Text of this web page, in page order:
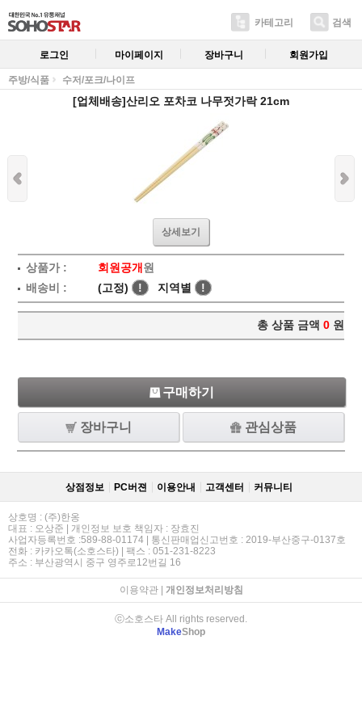
카테고리 검색
로그인 마이페이지 장바구니 회원가입
주방/식품 수저/포크/나이프
[업체배송]산리오 포차코 나무젓가락 21cm
상세보기
상품가 : 회원공개 원
배송비 :
(고정) ! 지역별 !
총 상품 금액 0 원
구매하기
장바구니 관심상품
상점정보 PC버젼 이용안내 고객센터 커뮤니티
상호명 : (주)한옹
대표 : 오상준 | 개인정보 보호 책임자 : 장효진
사업자등록번호 :589-88-01174 | 통신판매업신고번호 : 2019-부산중구-0137호
전화 : 카카오톡(소호스타) | 팩스 : 051-231-8223
주소 : 부산광역시 중구 영주로12번길 16
이용약관| 개인정보처리방침
ⓒ소호스타 All rights reserved.
MakeShop